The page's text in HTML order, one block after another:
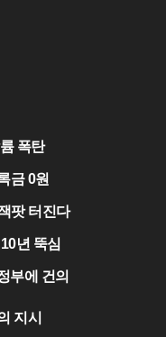
폭탄
금 0원
팟 터진다
년 뚝심
부에 건의
지시